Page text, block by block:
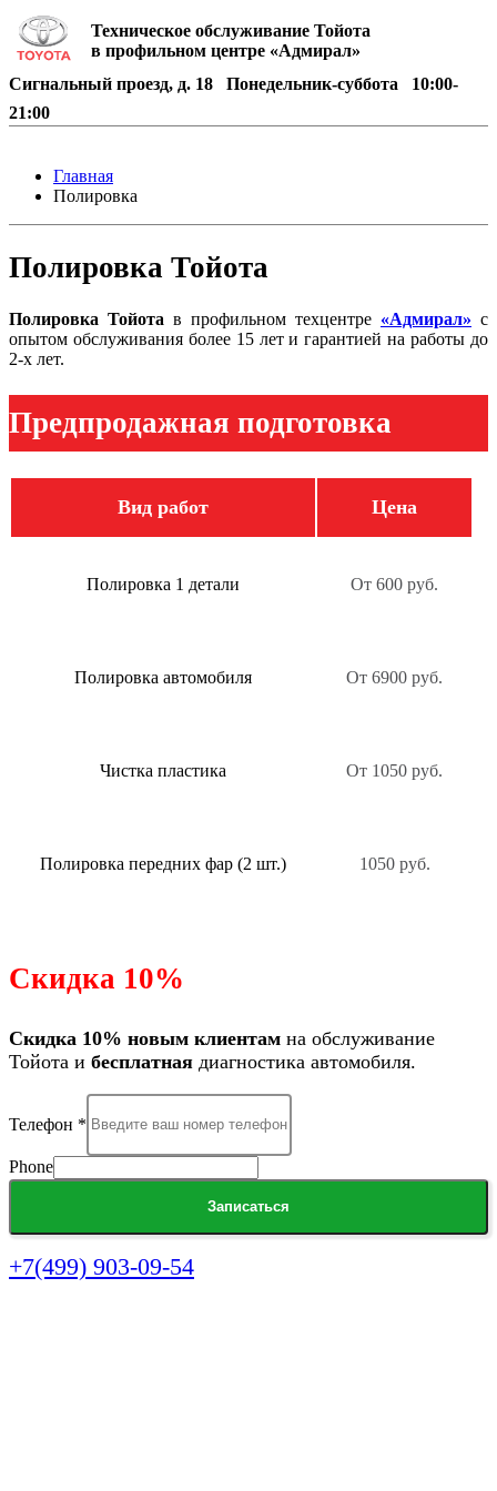
Техническое обслуживание Тойота
в профильном центре «Адмирал»
Сигнальный проезд, д. 18
Понедельник-суббота
10:00-
21:00
Главная
Полировка
Полировка Тойота
Полировка Тойота в профильном техцентре «Адмирал» с
опытом обслуживания более 15 лет и гарантией на работы до
2-х лет.
Предпродажная подготовка
Вид работ Цена
Полировка 1 детали От 600 руб.
Полировка автомобиля От 6900 руб.
Чистка пластика От 1050 руб.
Полировка передних фар (2 шт.) 1050 руб.
Скидка 10%
Скидка 10% новым клиентам на обслуживание
Тойота и бесплатная диагностика автомобиля.
Телефон *
Phone
Записаться
+7(499) 903-09-54